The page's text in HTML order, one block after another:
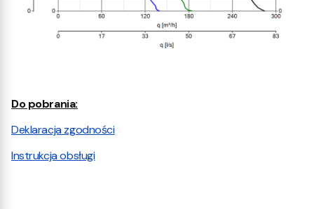
Do pobrania:
Deklaracja zgodności
Instrukcja obsługi